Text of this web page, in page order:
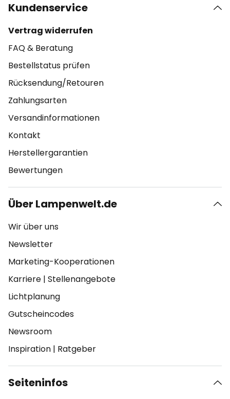
Kundenservice
Vertrag widerrufen
FAQ & Beratung
Bestellstatus prüfen
Rücksendung/Retouren
Zahlungsarten
Versandinformationen
Kontakt
Herstellergarantien
Bewertungen
Über Lampenwelt.de
Wir über uns
Newsletter
Marketing-Kooperationen
Karriere | Stellenangebote
Lichtplanung
Gutscheincodes
Newsroom
Inspiration | Ratgeber
Seiteninfos